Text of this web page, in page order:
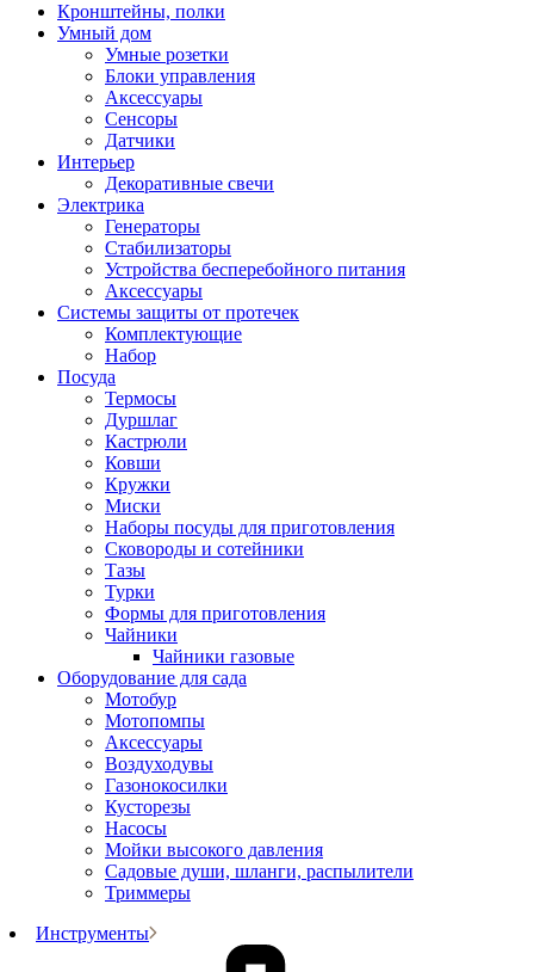
Кронштейны, полки
Умный дом
Умные розетки
Блоки управления
Аксессуары
Сенсоры
Датчики
Интерьер
Декоративные свечи
Электрика
Генераторы
Стабилизаторы
Устройства бесперебойного питания
Аксессуары
Системы защиты от протечек
Комплектующие
Набор
Посуда
Термосы
Дуршлаг
Кастрюли
Ковши
Кружки
Миски
Наборы посуды для приготовления
Сковороды и сотейники
Тазы
Турки
Формы для приготовления
Чайники
Чайники газовые
Оборудование для сада
Мотобур
Мотопомпы
Аксессуары
Воздуходувы
Газонокосилки
Кусторезы
Насосы
Мойки высокого давления
Садовые души, шланги, распылители
Триммеры
Инструменты